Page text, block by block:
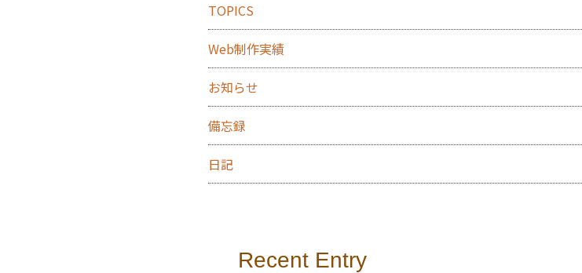
TOPICS
Web制作実績
お知らせ
備忘録
日記
Recent Entry